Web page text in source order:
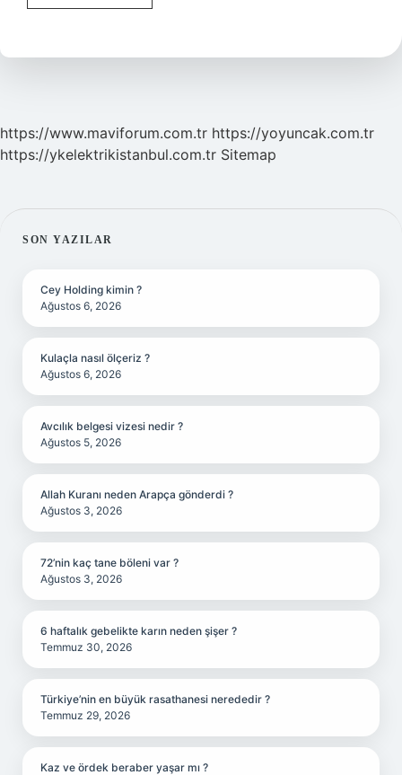
Çeyizinde
https://www.maviforum.com.tr https://yoyuncak.com.tr
https://ykelektrikistanbul.com.tr Sitemap
SIDEBAR
SON YAZILAR
Cey Holding kimin ?
Ağustos 6, 2026
Kulaçla nasıl ölçeriz ?
Ağustos 6, 2026
Avcılık belgesi vizesi nedir ?
Ağustos 5, 2026
Allah Kuranı neden Arapça gönderdi ?
Ağustos 3, 2026
72’nin kaç tane böleni var ?
Ağustos 3, 2026
6 haftalık gebelikte karın neden şişer ?
Temmuz 30, 2026
Türkiye’nin en büyük rasathanesi nerededir ?
Temmuz 29, 2026
Kaz ve ördek beraber yaşar mı ?